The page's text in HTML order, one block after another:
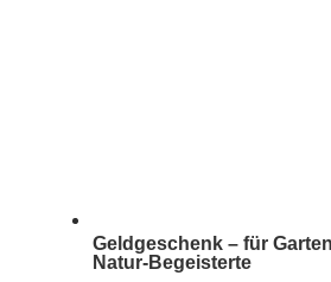
Geldgeschenk – für
Natur-Begeisterte